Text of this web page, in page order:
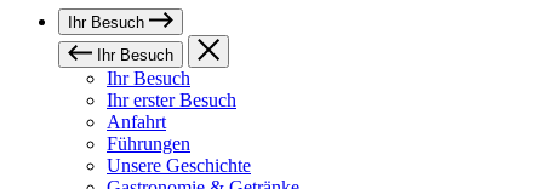
Ihr Besuch
Ihr Besuch
Ihr Besuch
Ihr erster Besuch
Anfahrt
Führungen
Unsere Geschichte